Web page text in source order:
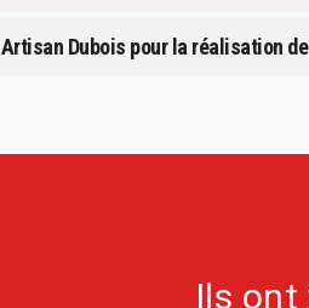
Dubois pour la réalisation
Ils ont